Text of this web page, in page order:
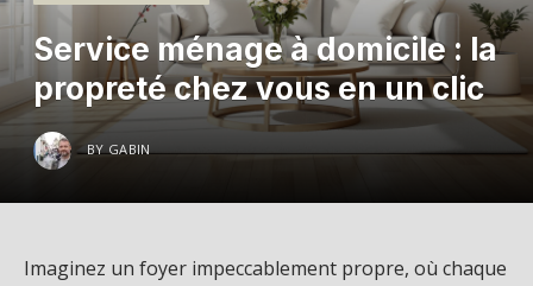
Service ménage à domicile : la
propreté chez vous en un clic
BY GABIN
Imaginez un foyer impeccablement propre, où chaque